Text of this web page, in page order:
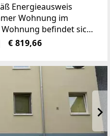
Energieausweis
Wohnung im
befindet sich
und besteht aus
Wohnraum
€ 819,66